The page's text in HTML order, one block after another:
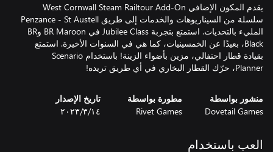
يقدم المكون الإضافي West Cornwall Steam Railtour Add-On
سلسلة من السيناريوهات والخدمات إلى طريق Penzance - St Austell
المليء بالتحديات. استمتع بتجربة Jubilee Class في BR Maroon وBR
Black، بعيدًا عن الخمسينيات، كما هي في السنوات الأخيرة. استمتع
بقيادة قطار احتفالي، مزين بأضواء الزينة! باستخدام Scenario
Planner، حرّك القطار البخاري في أي طريق تريده!
منشور بواسطة
Dovetail Games
مطورة بواسطة
Rivet Games
تاريخ الإصدار
١٤‏/٣‏/٢٠٢٣
العب باستخدام